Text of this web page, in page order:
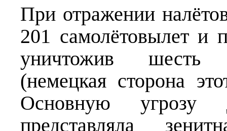
При отражении
201 самолётовылет и
уничтожив шесть
(немецкая сторона
Основную угрозу
представляла